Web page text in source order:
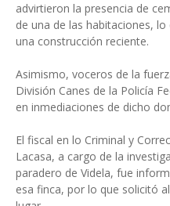
advirtieron la presencia de
de una de las habitaciones,
una construcción reciente.
Asimismo, voceros de la
División Canes de la Policía
en inmediaciones de dicho
El fiscal en lo Criminal y
Lacasa, a cargo de la
paradero de Videla, fue
esa finca, por lo que solicitó